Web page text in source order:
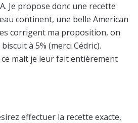
Je propose donc une recette
continent, une belle American
corrigent ma proposition, on
à 5% (merci Cédric).
ce malt je leur fait entièrement
effectuer la recette exacte,